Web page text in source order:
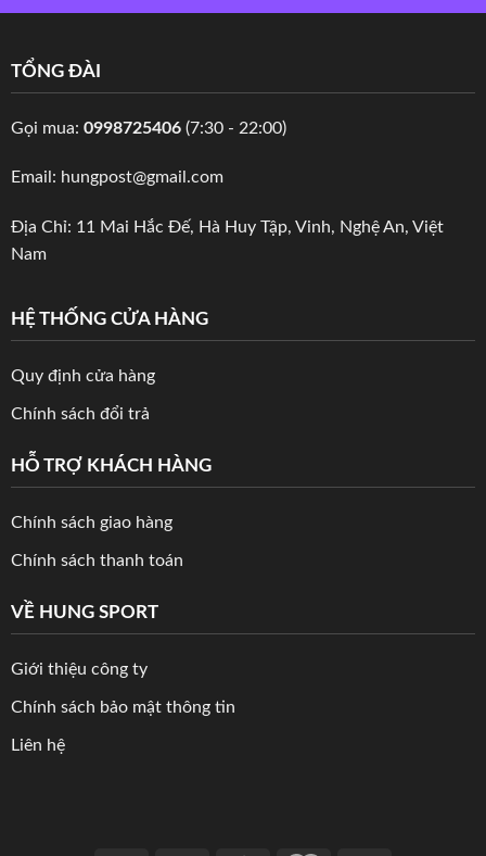
TỔNG ĐÀI
Gọi mua: 0998725406(7:30 - 22:00)
Email: hungpost@gmail.com
Địa Chỉ: 11 Mai Hắc Đế, Hà Huy Tập, Vinh, Nghệ An, Việt
Nam
HỆ THỐNG CỬA HÀNG
Quy định cửa hàng
Chính sách đổi trả
HỖ TRỢ KHÁCH HÀNG
Chính sách giao hàng
Chính sách thanh toán
VỀ HUNG SPORT
Giới thiệu công ty
Chính sách bảo mật thông tin
Liên hệ